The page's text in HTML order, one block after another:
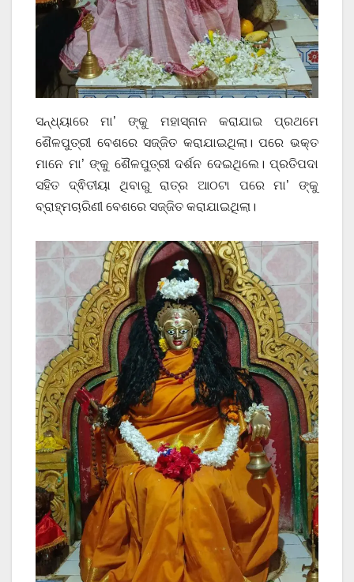
ସନ୍ଧ୍ୟାରେ ମା’ ଙ୍କୁ ମହାସ୍ନାନ କରାଯାଇ ପ୍ରଥମେ
ଶୈଳପୁତ୍ରୀ ବେଶରେ ସଜ୍ଜିତ କରାଯାଇଥିଲା। ପରେ ଭକ୍ତ
ମାନେ ମା’ ଙ୍କୁ ଶୈଳପୁତ୍ରୀ ଦର୍ଶନ ଦେଇଥିଲେ। ପ୍ରତିପଦା
ସହିତ ଦ୍ଵିତୀୟା ଥିବାରୁ ରାତ୍ର ଆଠଟା ପରେ ମା’ ଙ୍କୁ
ବ୍ରାହ୍ମଚାରିଣୀ ବେଶରେ ସଜ୍ଜିତ କରାଯାଇଥିଲା।